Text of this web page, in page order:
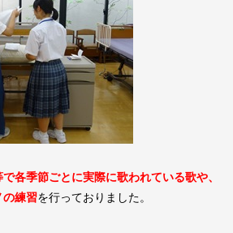
各季節ごとに実際に歌われている歌や、
の練習を行っておりました。